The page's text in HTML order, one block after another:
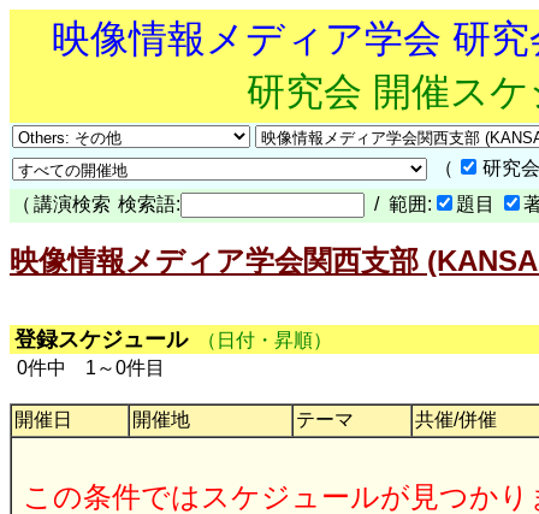
映像情報メディア学会 研
研究会 開催ス
（
研究
（ 講演検索 検索語: / 範囲: 題目
映像情報メディア学会関西支部
登録スケジュール
（日付・昇順）
0件中 1～0件目
開催日 開催地 テーマ 共催/併催
この条件ではスケジュールが見つかり